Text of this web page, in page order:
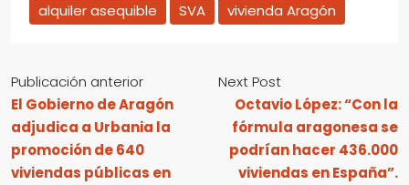
alquiler asequible SVA vivienda Aragón
Publicación anterior
El Gobierno de Aragón
adjudica a Urbania la
promoción de 640
viviendas públicas en
Next Post
Octavio López: “Con la
fórmula aragonesa se
podrían hacer 436.000
viviendas en España”.